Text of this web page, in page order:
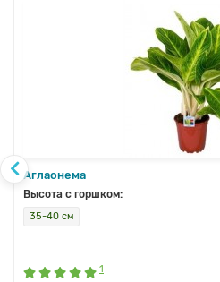
Аглаонема
Высота с горшком:
35-40 см
1